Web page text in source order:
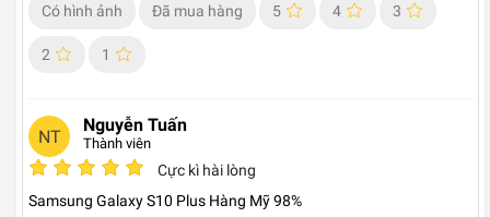
Có hình ảnh Đã mua hàng 5 4 3
2 1
NT
Nguyễn Tuấn
Thành viên
Cực kì hài lòng
Samsung Galaxy S10 Plus Hàng Mỹ 98%